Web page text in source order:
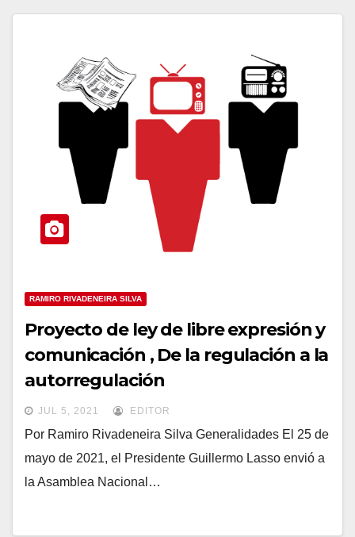
RAMIRO RIVADENEIRA SILVA
Proyecto de ley de libre expresión y
comunicación , De la regulación a la
autorregulación
JUL 5, 2021 EDITOR
Por Ramiro Rivadeneira Silva Generalidades El 25 de
mayo de 2021, el Presidente Guillermo Lasso envió a
la Asamblea Nacional…